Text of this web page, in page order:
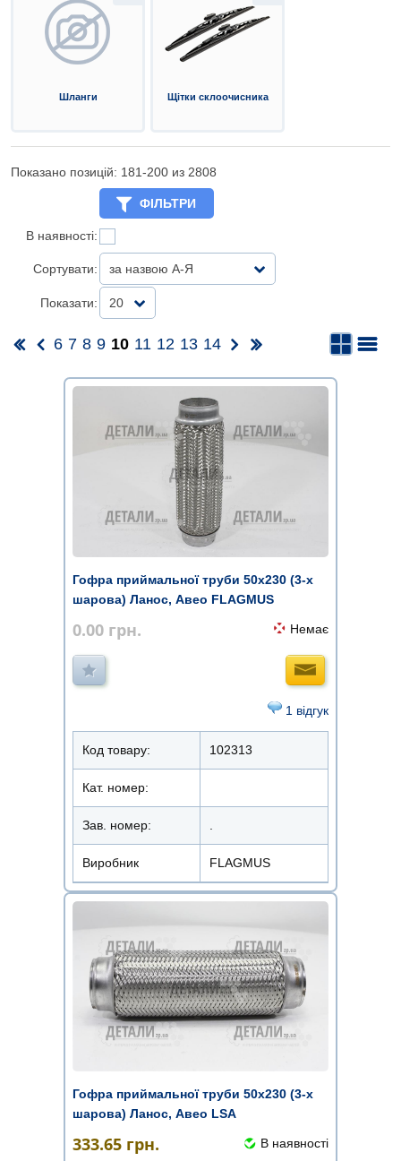
Шланги Щітки склоочисника
Показано позицій: 181-200 из 2808
ФІЛЬТРИ
В наявності:
Сортувати: за назвою А-Я
Показати: 20
6 7 8 9 10 11 12 13 14
Гофра приймальної труби 50х230 (3-х
шарова) Ланос, Авео FLAGMUS
0.00 грн. Немає
1 відгук
Код товару: 102313
Кат. номер:
Зав. номер:
Виробник FLAGMUS
Гофра приймальної труби 50х230 (3-х
шарова) Ланос, Авео LSA
333.65 грн. В наявності